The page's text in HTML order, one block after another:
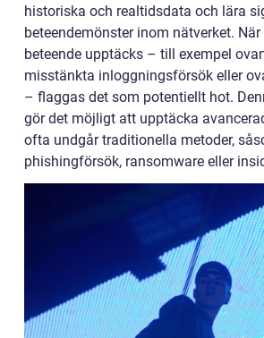
historiska och realtidsdata och lära
beteendemönster inom nätverket.
beteende upptäcks – till exempel
misstänkta inloggningsförsök eller
– flaggas det som potentiellt hot.
gör det möjligt att upptäcka
ofta undgår traditionella metoder,
phishingförsök, ransomware eller